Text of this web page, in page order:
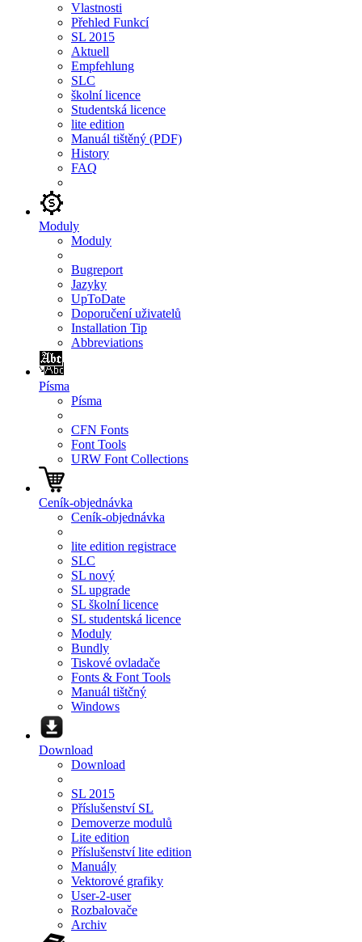
Vlastnosti
Přehled Funkcí
SL 2015
Aktuell
Empfehlung
SLC
školní licence
Studentská licence
lite edition
Manuál tištěný (PDF)
History
FAQ
Moduly
Moduly
Bugreport
Jazyky
UpToDate
Doporučení uživatelů
Installation Tip
Abbreviations
Písma
Písma
CFN Fonts
Font Tools
URW Font Collections
Ceník-objednávka
Ceník-objednávka
lite edition registrace
SLC
SL nový
SL upgrade
SL školní licence
SL studentská licence
Moduly
Bundly
Tiskové ovladače
Fonts & Font Tools
Manuál tištčný
Windows
Download
Download
SL 2015
Příslušenství SL
Demoverze modulů
Lite edition
Příslušenství lite edition
Manuály
Vektorové grafiky
User-2-user
Rozbalovače
Archiv